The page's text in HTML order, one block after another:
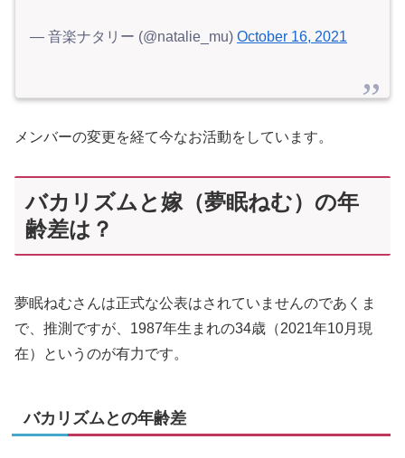
— 音楽ナタリー (@natalie_mu) October 16, 2021
メンバーの変更を経て今なお活動をしています。
バカリズムと嫁（夢眠ねむ）の年
齢差は？
夢眠ねむさんは正式な公表はされていませんのであくま
で、推測ですが、1987年生まれの34歳（2021年10月現
在）というのが有力です。
バカリズムとの年齢差